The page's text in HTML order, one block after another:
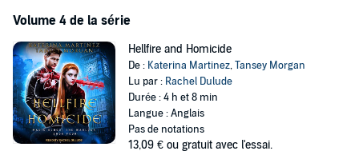
Volume 4 de la série
Hellfire and Homicide
De : Katerina Martinez,Tansey Morgan
Lu par : Rachel Dulude
Durée : 4 h et 8 min
Langue : Anglais
Pas de notations
13,09 € ou gratuit avec l'essai.